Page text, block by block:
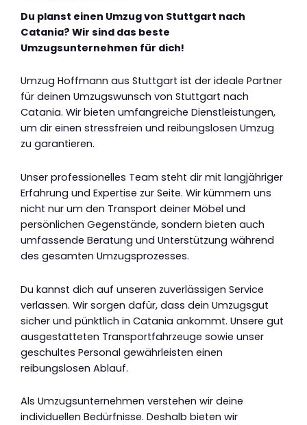
Du planst einen Umzug von Stuttgart nach
Catania? Wir sind das beste
Umzugsunternehmen für dich!
Umzug Hoffmann aus Stuttgart ist der ideale Partner
für deinen Umzugswunsch von Stuttgart nach
Catania. Wir bieten umfangreiche Dienstleistungen,
um dir einen stressfreien und reibungslosen Umzug
zu garantieren.
Unser professionelles Team steht dir mit langjähriger
Erfahrung und Expertise zur Seite. Wir kümmern uns
nicht nur um den Transport deiner Möbel und
persönlichen Gegenstände, sondern bieten auch
umfassende Beratung und Unterstützung während
des gesamten Umzugsprozesses.
Du kannst dich auf unseren zuverlässigen Service
verlassen. Wir sorgen dafür, dass dein Umzugsgut
sicher und pünktlich in Catania ankommt. Unsere gut
ausgestatteten Transportfahrzeuge sowie unser
geschultes Personal gewährleisten einen
reibungslosen Ablauf.
Als Umzugsunternehmen verstehen wir deine
individuellen Bedürfnisse. Deshalb bieten wir